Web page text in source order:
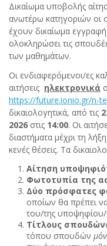
Δικαίωμα υποβολής
ανωτέρω κατηγοριών οι
έχουν δικαίωμα
ολοκληρώσει τις
των μαθημάτων.
Οι ενδιαφερόμενοι/ες
αιτήσεις ηλεκτρονικά
https://future.ionio.gr/n-
δικαιολογητικά, από τις
2026 στις 14:00. Οι
διαστήματα μέχρι τη
κενές θέσεις. Τα
Αίτηση
Φωτοτυπία της
Δύο πρόσφατες
οποίων θα πρέπει
του/της υποψηφίου/
Τίτλους σπουδών
τόπου σπουδών